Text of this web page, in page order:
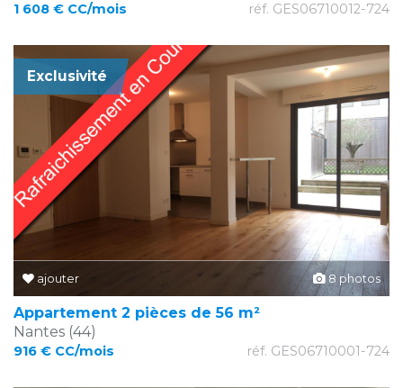
1 608 € CC/mois réf. GES06710012-724
8 photos
ajouter
Exclusivité
Appartement 2 pièces de 56 m²
Nantes (44)
916 € CC/mois réf. GES06710001-724